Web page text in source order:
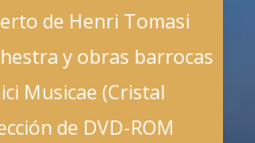
de Henri Tomasi
y obras barrocas
Musicae (Cristal
de DVD-ROM